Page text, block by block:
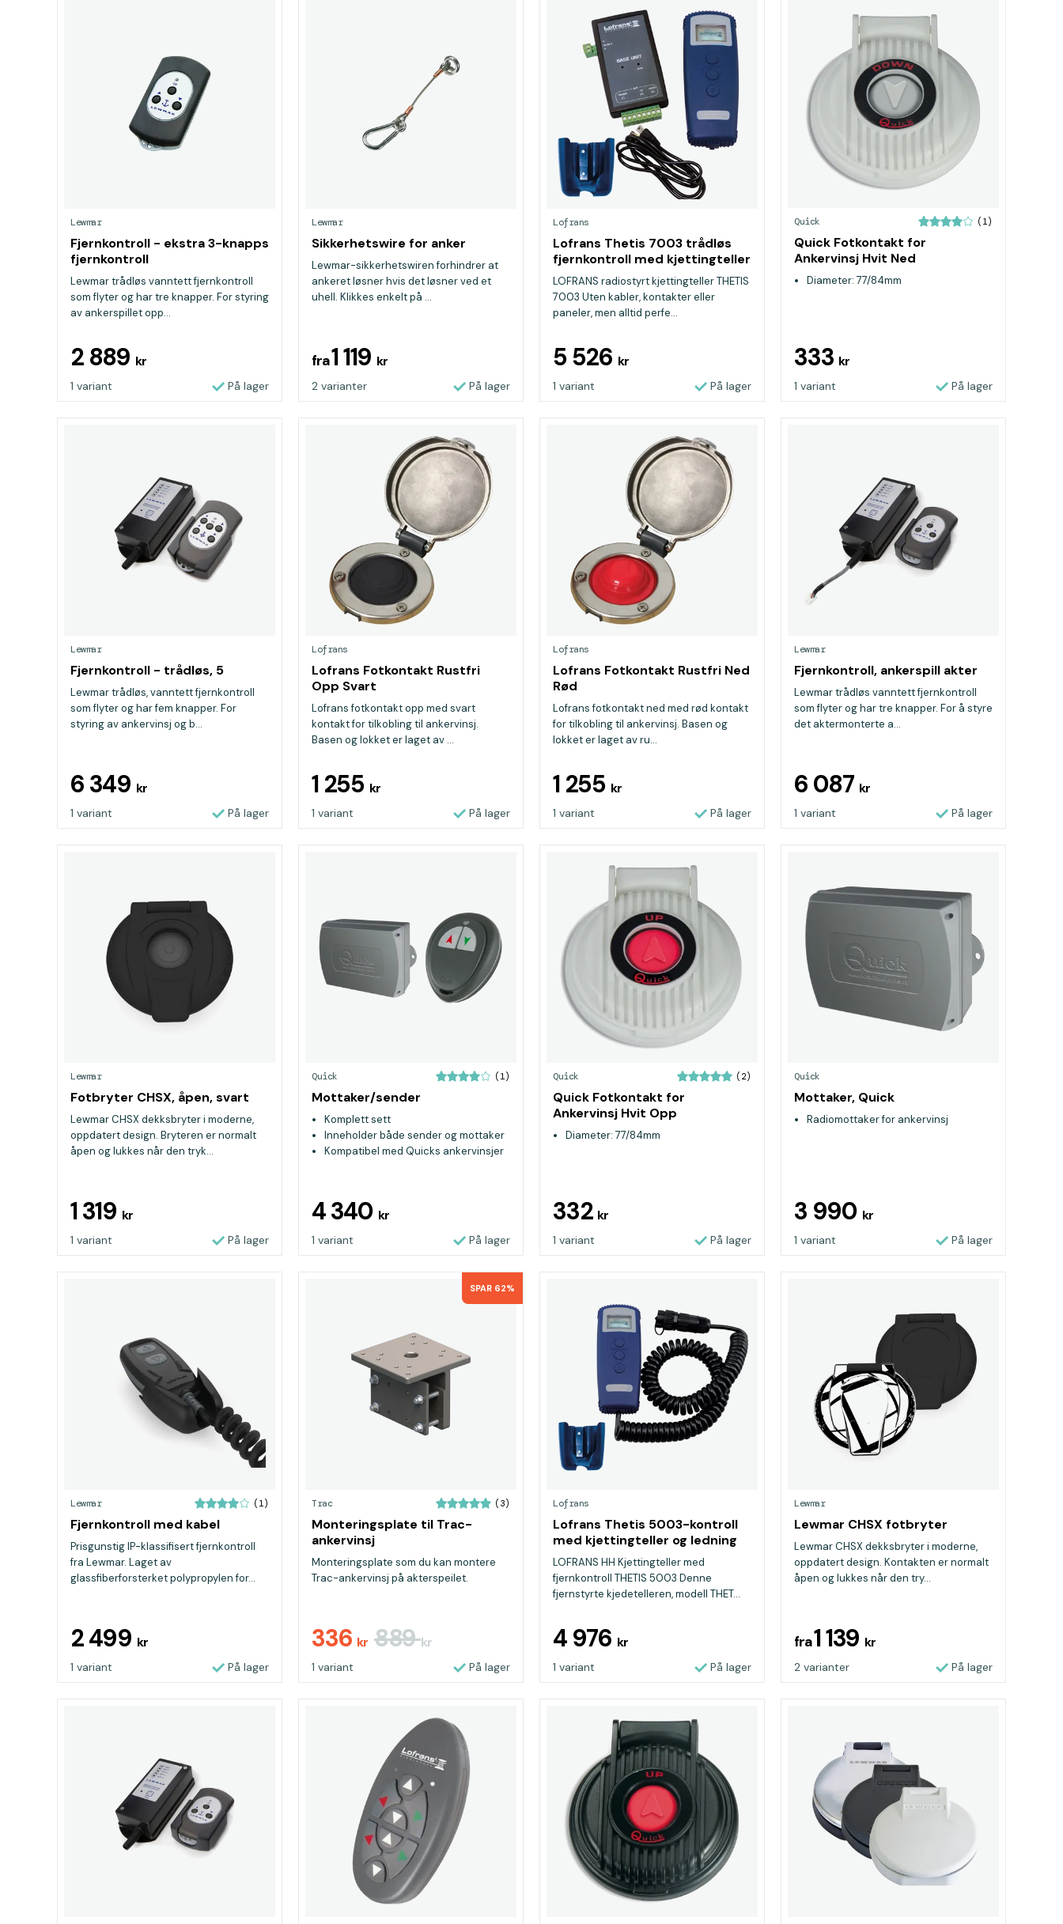
Lewmar
Fjernkontroll - ekstra 3-knapps
fjernkontroll
Lewmar trådløs vanntett fjernkontroll
som flyter og har tre knapper. For styring
av ankerspillet opp...
2 889 kr
1 variant På lager
Lewmar
Sikkerhetswire for anker
Lewmar-sikkerhetswiren forhindrer at
ankeret løsner hvis det løsner ved et
uhell. Klikkes enkelt på ...
fra1 119 kr
2 varianter På lager
Lofrans
Lofrans Thetis 7003 trådløs
fjernkontroll med kjettingteller
LOFRANS radiostyrt kjettingteller THETIS
7003 Uten kabler, kontakter eller
paneler, men alltid perfe...
5 526 kr
1 variant På lager
Quick (1)
Quick Fotkontakt for
Ankervinsj Hvit Ned
Diameter: 77/84mm
333 kr
1 variant På lager
Lewmar
Fjernkontroll - trådløs, 5
Lewmar trådløs, vanntett fjernkontroll
som flyter og har fem knapper. For
styring av ankervinsj og b...
6 349 kr
1 variant På lager
Lofrans
Lofrans Fotkontakt Rustfri
Opp Svart
Lofrans fotkontakt opp med svart
kontakt for tilkobling til ankervinsj.
Basen og lokket er laget av ...
1 255 kr
1 variant På lager
Lofrans
Lofrans Fotkontakt Rustfri Ned
Rød
Lofrans fotkontakt ned med rød kontakt
for tilkobling til ankervinsj. Basen og
lokket er laget av ru...
1 255 kr
1 variant På lager
Lewmar
Fjernkontroll, ankerspill akter
Lewmar trådløs vanntett fjernkontroll
som flyter og har tre knapper. For å styre
det aktermonterte a...
6 087 kr
1 variant På lager
Lewmar
Fotbryter CHSX, åpen, svart
Lewmar CHSX dekksbryter i moderne,
oppdatert design. Bryteren er normalt
åpen og lukkes når den tryk...
1 319 kr
1 variant På lager
Quick (1)
Mottaker/sender
Komplett sett
Inneholder både sender og mottaker
Kompatibel med Quicks ankervinsjer
4 340 kr
1 variant På lager
Quick (2)
Quick Fotkontakt for
Ankervinsj Hvit Opp
Diameter: 77/84mm
332 kr
1 variant På lager
Quick
Mottaker, Quick
Radiomottaker for ankervinsj
3 990 kr
1 variant På lager
Lewmar (1)
Fjernkontroll med kabel
Prisgunstig IP-klassifisert fjernkontroll
fra Lewmar. Laget av
glassfiberforsterket polypropylen for...
2 499 kr
1 variant På lager
SPAR 62%
Trac (3)
Monteringsplate til Trac-
ankervinsj
Monteringsplate som du kan montere
Trac-ankervinsj på akterspeilet.
336 kr 889kr
1 variant På lager
Lofrans
Lofrans Thetis 5003-kontroll
med kjettingteller og ledning
LOFRANS HH Kjettingteller med
fjernkontroll THETIS 5003 Denne
fjernstyrte kjedetelleren, modell THET...
4 976 kr
1 variant På lager
Lewmar
Lewmar CHSX fotbryter
Lewmar CHSX dekksbryter i moderne,
oppdatert design. Kontakten er normalt
åpen og lukkes når den try...
fra1 139 kr
2 varianter På lager